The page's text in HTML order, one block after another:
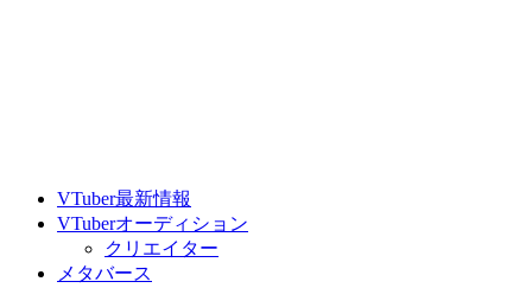
VTuber最新情報
VTuberオーディション
クリエイター
メタバース